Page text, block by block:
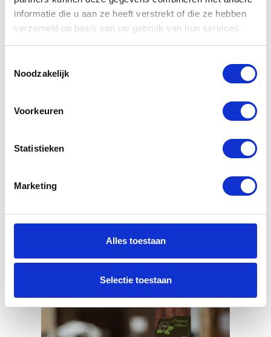
informatie die u aan ze heeft verstrekt of die ze hebben
verzameld op basis van uw gebruik van hun services.
Noodzakelijk
Voorkeuren
Statistieken
Marketing
Alles toestaan
Selectie toestaan